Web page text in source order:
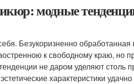
модные
Безукоризненно обработанная
к свободному краю, но
не даром уделяют столь
характеристики удачно